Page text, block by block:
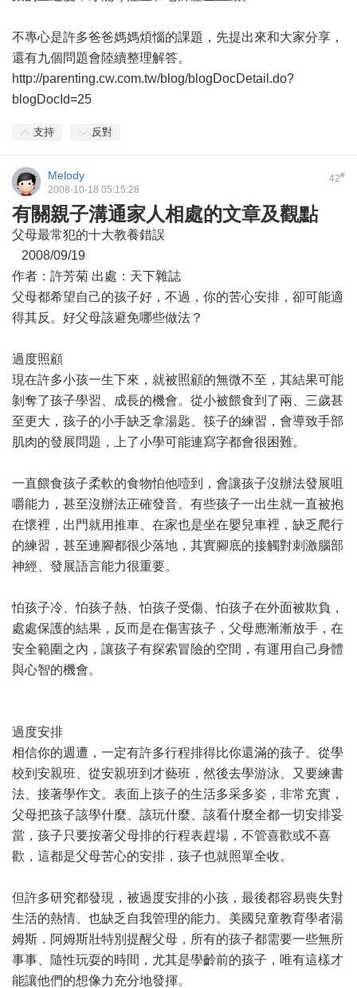
不專心是許多爸爸媽媽煩惱的課題，先提出來和大家分享，
還有九個問題會陸續整理解答。
http://parenting.cw.com.tw/blog/blogDocDetail.do?
blogDocId=25
支持 反對
42#
Melody
2008-10-18 05:15:28
有關親子溝通家人相處的文章及觀點
父母最常犯的十大教養錯誤
2008/09/19
作者：許芳菊 出處：天下雜誌
父母都希望自己的孩子好，不過，你的苦心安排，卻可能適
得其反。好父母該避免哪些做法？
過度照顧
現在許多小孩一生下來，就被照顧的無微不至，其結果可能
剝奪了孩子學習、成長的機會。從小被餵食到了兩、三歲甚
至更大，孩子的小手缺乏拿湯匙、筷子的練習，會導致手部
肌肉的發展問題，上了小學可能連寫字都會很困難。
一直餵食孩子柔軟的食物怕他噎到，會讓孩子沒辦法發展咀
嚼能力，甚至沒辦法正確發音。有些孩子一出生就一直被抱
在懷裡，出門就用推車、在家也是坐在嬰兒車裡，缺乏爬行
的練習，甚至連腳都很少落地，其實腳底的接觸對刺激腦部
神經、發展語言能力很重要。
怕孩子冷、怕孩子熱、怕孩子受傷、怕孩子在外面被欺負，
處處保護的結果，反而是在傷害孩子，父母應漸漸放手，在
安全範圍之內，讓孩子有探索冒險的空間，有運用自己身體
與心智的機會。
過度安排
相信你的週遭，一定有許多行程排得比你還滿的孩子。從學
校到安親班、從安親班到才藝班，然後去學游泳、又要練書
法、接著學作文。表面上孩子的生活多采多姿，非常充實，
父母把孩子該學什麼、該玩什麼、該看什麼全都一切安排妥
當，孩子只要按著父母排的行程表趕場，不管喜歡或不喜
歡，這都是父母苦心的安排，孩子也就照單全收。
但許多研究都發現，被過度安排的小孩，最後都容易喪失對
生活的熱情、也缺乏自我管理的能力。美國兒童教育學者湯
姆斯．阿姆斯壯特別提醒父母，所有的孩子都需要一些無所
事事、隨性玩耍的時間，尤其是學齡前的孩子，唯有這樣才
能讓他們的想像力充分地發揮。